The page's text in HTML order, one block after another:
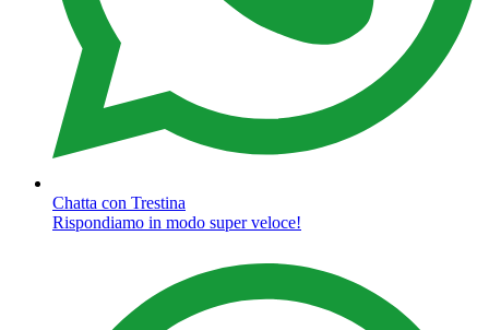
Chatta con Trestina
Rispondiamo in modo super veloce!